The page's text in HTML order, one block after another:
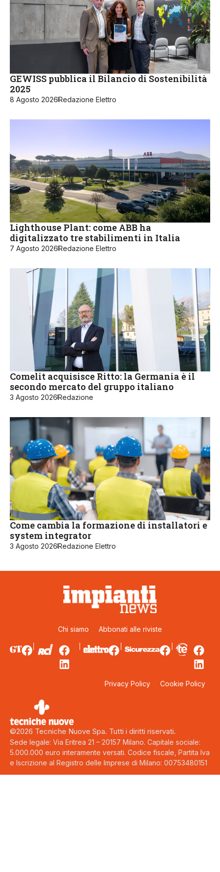
GEWISS pubblica il Bilancio di Sostenibilità
2025
8 Agosto 2026Redazione Elettro
Lighthouse Plant: come ABB ha
digitalizzato tre stabilimenti in Italia
7 Agosto 2026Redazione Elettro
Comelit acquisisce Ritto: la Germania è il
secondo mercato del gruppo italiano
3 Agosto 2026Redazione
Come cambia la formazione di installatori e
system integrator
3 Agosto 2026Redazione Elettro
Chi siamo Abbonati alle riviste
Privacy Policy Cookie Policy
©2026 Tecniche Nuove Spa. Tutti i diritti riservati.
Sede legale: Via Eritrea 21 – 20157 Milano. Capitale sociale:
5.000.000 euro interamente versati. Codice fiscale, Partita Iva
e Iscrizione al Registro delle Imprese di Milano: 00753480151